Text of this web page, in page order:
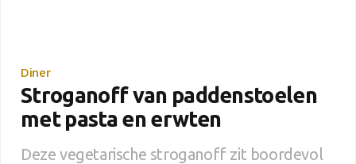
Diner
Stroganoff van paddenstoelen
met pasta en erwten
Deze vegetarische stroganoff zit boordevol